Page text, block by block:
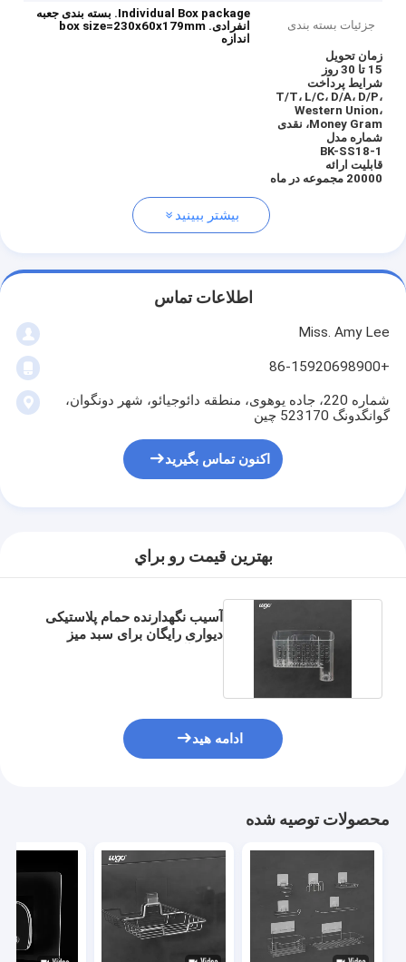
جزئیات بسته بندی
Individual Box package. بسته بندی جعبه
انفرادی. box size=230x60x179mm
اندازه
زمان تحویل
15 تا 30 روز
شرایط پرداخت
T/T، L/C، D/A، D/P،
Western Union،
Money Gram، نقدی
شماره مدل
BK-SS18-1
قابلیت ارائه
20000 مجموعه در ماه
بیشتر ببینید
اطلاعات تماس
Miss. Amy Lee
+86-15920698900
شماره 220، جاده یوهوی، منطقه دائوجیائو، شهر دونگوان،
گوانگدونگ 523170 چین
اکنون تماس بگیرید
بهترين قيمت رو براي
آسیب نگهدارنده حمام پلاستیکی
دیواری رایگان برای سبد میز
ادامه هید
محصولات توصیه شده